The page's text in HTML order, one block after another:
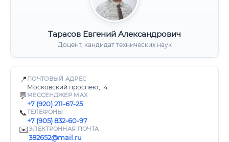
Тарасов Евгений Александрович
Доцент, кандидат технических наук
📍 ПОЧТОВЫЙ АДРЕС
Московский проспект, 14
💬 МЕССЕНДЖЕР MAX
+7 (920) 211-67-25
📞ТЕЛЕФОНЫ
+7 (905) 832-60-97
✉️ЭЛЕКТРОННАЯ ПОЧТА
382652@mail.ru